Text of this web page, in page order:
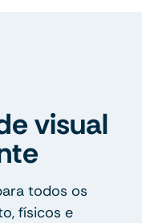
visual
todos os
físicos e